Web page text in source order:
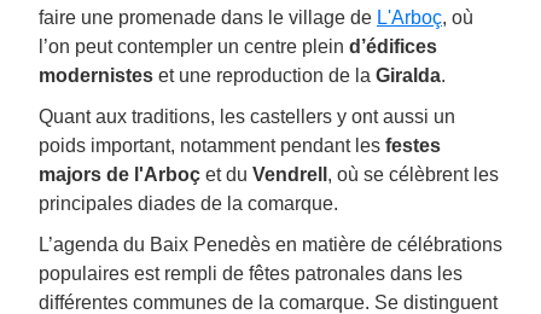
faire une promenade dans le village de L'Arboç, où
l’on peut contempler un centre plein d’édifices
modernistes et une reproduction de la Giralda.
Quant aux traditions, les castellers y ont aussi un
poids important, notamment pendant les festes
majors de l'Arboç et du Vendrell , où se célèbrent les
principales diades de la comarque.
L’agenda du Baix Penedès en matière de célébrations
populaires est rempli de fêtes patronales dans les
différentes communes de la comarque. Se distinguent